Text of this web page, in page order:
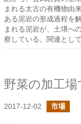
まれる太古の有機物由
ある泥岩の形成過程を
まれる泥岩が、土壌へ
察している。関連とし
2017-12-02 市場